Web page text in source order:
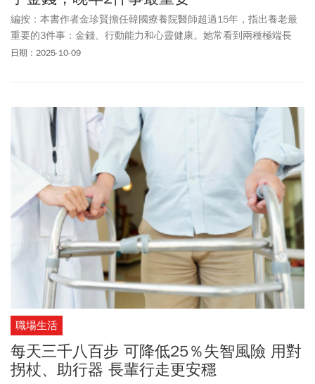
編按：本書作者金珍賢擔任韓國療養院醫師超過15年，指出養老最
重要的3件事：金錢、行動能力和心靈健康。她常看到兩種極端長
者，一種是擔心花錢，總說「兒子被我拖累了」、「這對我女兒負
來走一遍，死而無憾」，年輕就要鍛鍊大腿、手臂，是晚年自由行
動的基礎。最後，心理健康不能少，藉由唱歌、抄聖經、畫畫、拍
照等，讓心靈充實，守住安穩晚年。
日期：2025-10-09
職場生活
每天三千八百步 可降低25％失智風險 用對
拐杖、助行器 長輩行走更安穩